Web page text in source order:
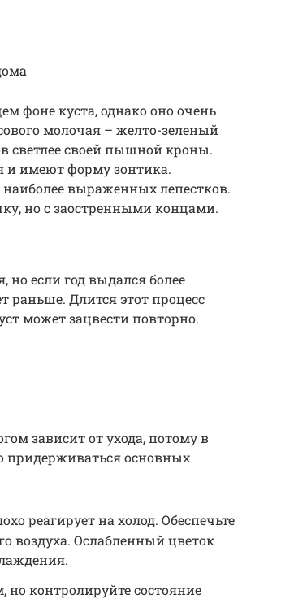
фоне куста, однако оно очень
молочая – желто-зеленый
светлее своей пышной кроны.
и имеют форму зонтика.
выраженных лепестков.
но с заостренными концами.
но если год выдался более
раньше. Длится этот процесс
может зацвести повторно.
зависит от ухода, потому в
придерживаться основных
реагирует на холод. Обеспечьте
воздуха. Ослабленный цветок
но контролируйте состояние